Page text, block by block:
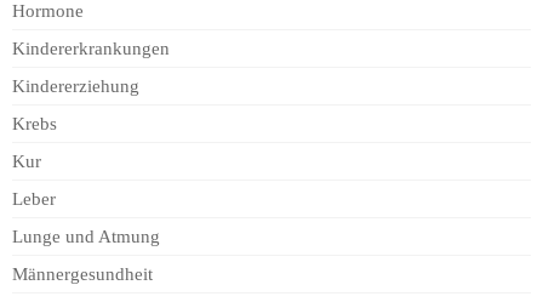
Hormone
Kindererkrankungen
Kindererziehung
Krebs
Kur
Leber
Lunge und Atmung
Männergesundheit